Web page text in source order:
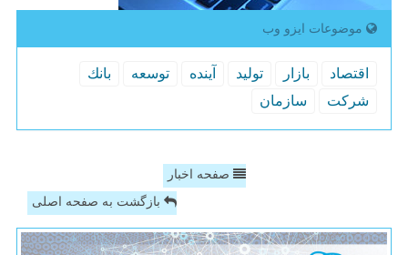
موضوعات ایزو وب
اقتصاد بازار تولید آینده توسعه
بانك
شركت
سازمان
صفحه اخبار
بازگشت به صفحه اصلی